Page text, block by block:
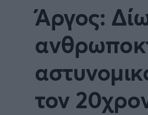
Άργος:
τον